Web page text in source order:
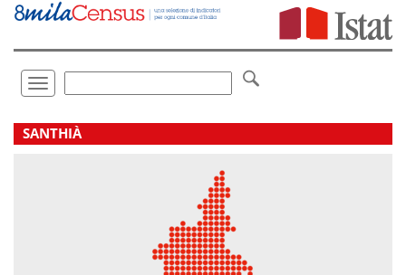
Vai
direttamente
Toggle
navigation
.
SANTHIÀ